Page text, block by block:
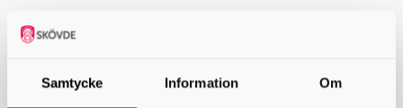
Samtycke Information Om